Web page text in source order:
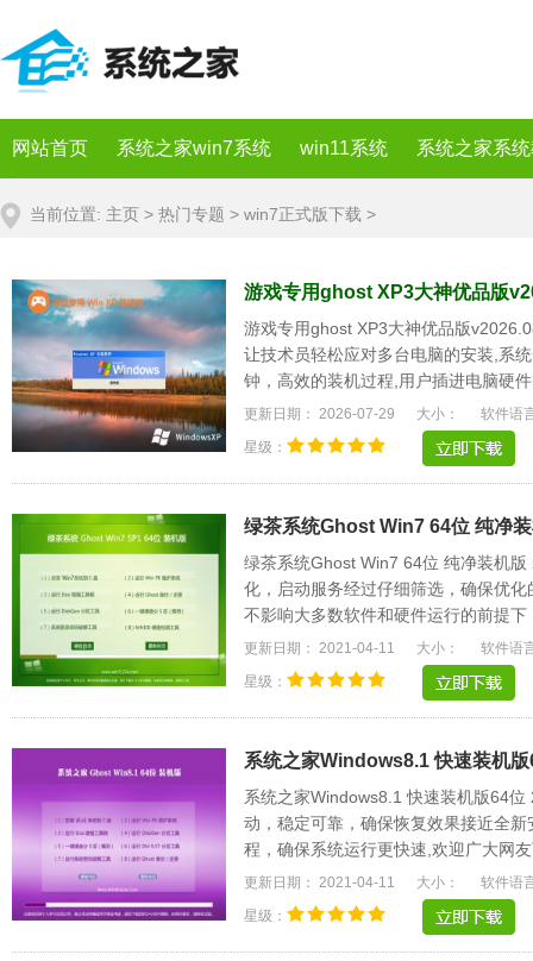
网站首页 系统之家win7系统 win11系统 系统之家系
当前位置: 主页 > 热门专题 > win7正式版下载 >
游戏专用ghost XP3大神优品版
游戏专用ghost XP3大神优品版
让技术员轻松应对多台电脑的安装,系
钟，高效的装机过程,用户插进电脑硬
更强大的软硬.....
更新日期： 2026-07-29 大小：
软件语
星级：
绿茶系统Ghost Win7 64位 纯净
绿茶系统Ghost Win7 64位 纯净装机
化，启动服务经过仔细筛选，确保优
不影响大多数软件和硬件运行的前提
电脑和Explorer.....
更新日期： 2021-04-11 大小：
软件语
星级：
系统之家Windows8.1 快速装机
系统之家Windows8.1 快速装机版64
动，稳定可靠，确保恢复效果接近全
程，确保系统运行更快速,欢迎广大网
驱动能自动识别.....
更新日期： 2021-04-11 大小：
软件语
星级：